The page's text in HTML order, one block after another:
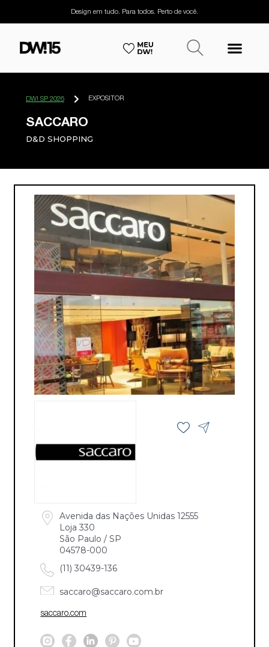
Design em tudo. Para todos. Perto de você.
DW! SP 2026 EXPOSITOR
SACCARO
D&D SHOPPING
Avenida das Nações Unidas 12555
Loja 330
São Paulo / SP
04578-000
(11) 30439-136
saccaro@saccaro.com.br
saccaro.com